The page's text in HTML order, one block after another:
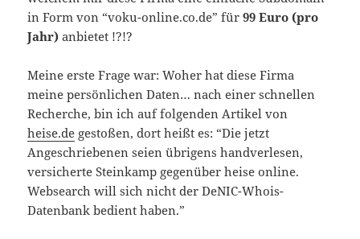
in Form von “voku-online.co.de” für99 Euro (pro
Jahr) anbietet !?!?
Meine erste Frage war: Woher hat diese Firma
meine persönlichen Daten… nach einer schnellen
Recherche, bin ich auf folgenden Artikel von
heise.de gestoßen, dort heißt es: “Die jetzt
Angeschriebenen seien übrigens handverlesen,
versicherte Steinkamp gegenüber heise online.
Websearch will sich nicht der DeNIC-Whois-
Datenbank bedient haben.”